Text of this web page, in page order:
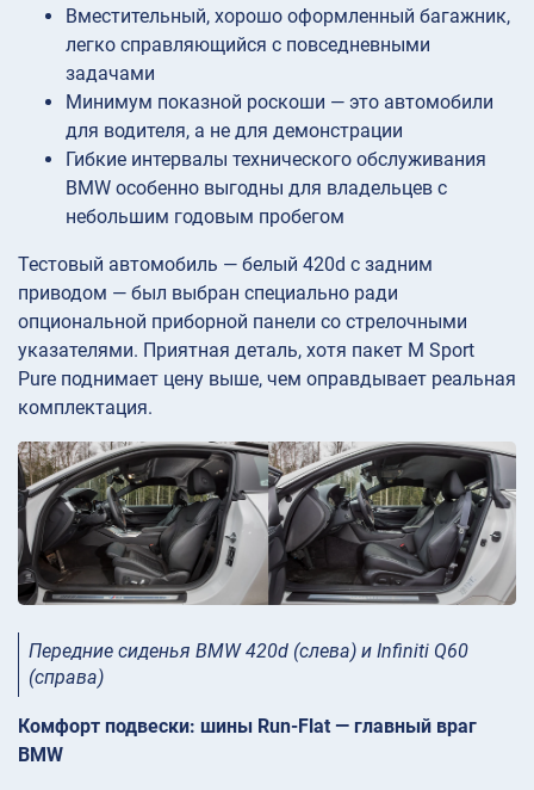
Вместительный, хорошо оформленный багажник,
легко справляющийся с повседневными
задачами
Минимум показной роскоши — это автомобили
для водителя, а не для демонстрации
Гибкие интервалы технического обслуживания
BMW особенно выгодны для владельцев с
небольшим годовым пробегом
Тестовый автомобиль — белый 420d с задним
приводом — был выбран специально ради
опциональной приборной панели со стрелочными
указателями. Приятная деталь, хотя пакет M Sport
Pure поднимает цену выше, чем оправдывает реальная
комплектация.
Передние сиденья BMW 420d (слева) и Infiniti Q60
(справа)
Комфорт подвески: шины Run-Flat — главный враг
BMW